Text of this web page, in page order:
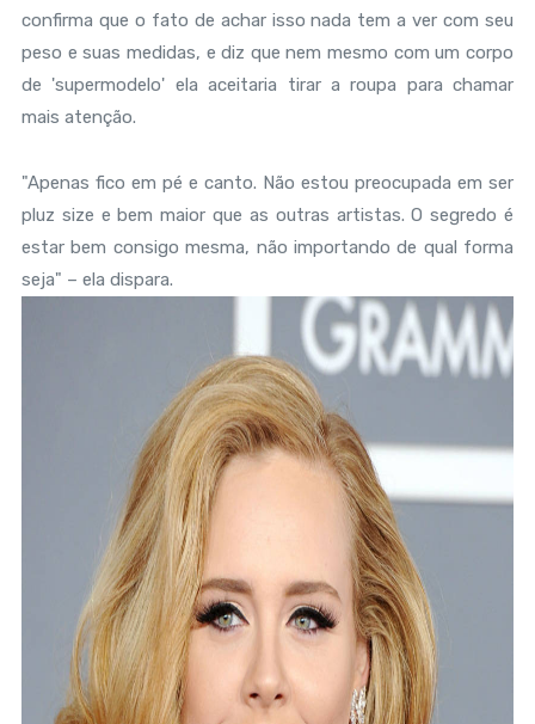
confirma que o fato de achar isso nada tem a ver com seu
peso e suas medidas, e diz que nem mesmo com um corpo
de 'supermodelo' ela aceitaria tirar a roupa para chamar
mais atenção.
"Apenas fico em pé e canto. Não estou preocupada em ser
pluz size e bem maior que as outras artistas. O segredo é
estar bem consigo mesma, não importando de qual forma
seja" – ela dispara.